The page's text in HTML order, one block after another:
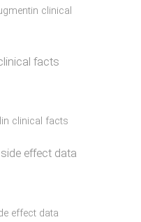
clinical
facts
clinical facts
effect data
effect data